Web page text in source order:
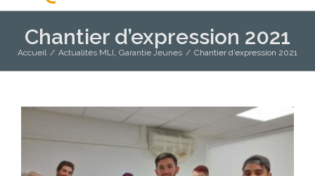
Chantier d’expression 2021
Accueil / Actualités MLI Garantie Jeunes / Chantier d’expression 2021